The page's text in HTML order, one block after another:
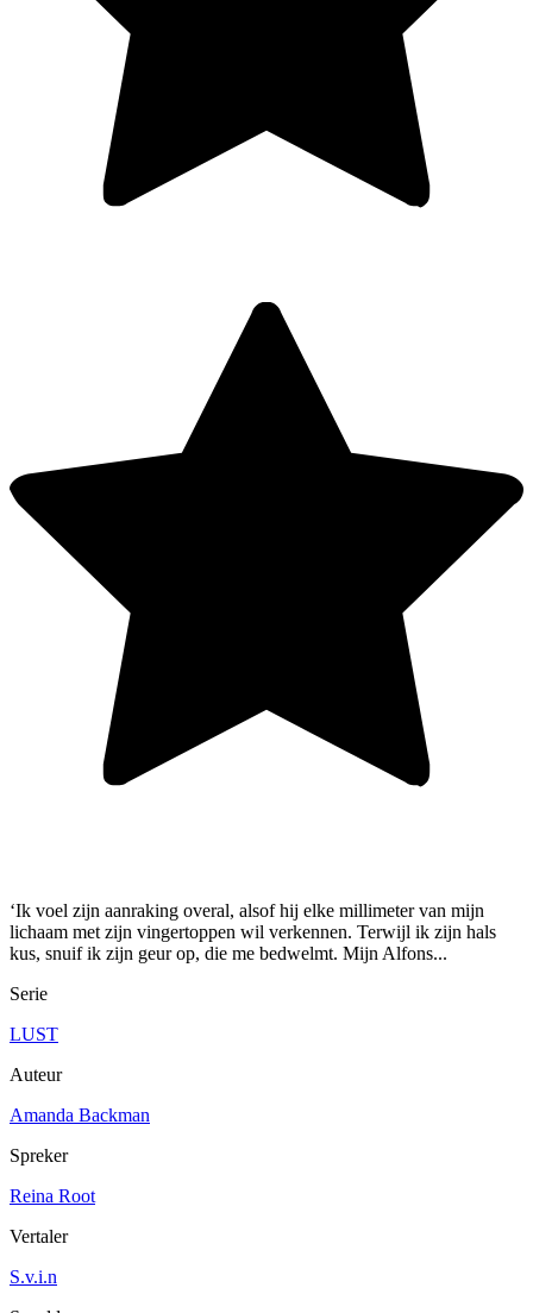
‘Ik voel zijn aanraking overal, alsof hij elke millimeter van mijn
lichaam met zijn vingertoppen wil verkennen. Terwijl ik zijn hals
kus, snuif ik zijn geur op, die me bedwelmt. Mijn Alfons...
Serie
LUST
Auteur
Amanda Backman
Spreker
Reina Root
Vertaler
S.v.i.n